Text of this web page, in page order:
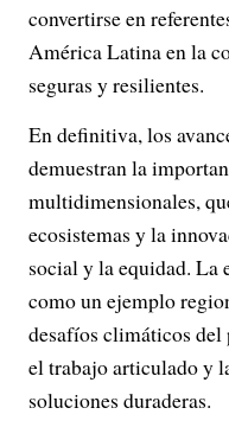
convertirse en
América Latina en la
seguras y resilientes.
En definitiva, los
demuestran la
multidimensionales,
ecosistemas y la
social y la equidad. La
como un ejemplo
desafíos climáticos
el trabajo articulado y
soluciones duraderas.